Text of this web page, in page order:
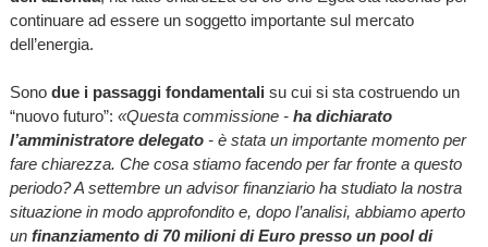
continuare ad essere un soggetto importante sul mercato
dell’energia.
Sonodue i passaggi fondamentali su cui si sta costruendo un
“nuovo futuro”: «Questa commissione - ha dichiarato
l’amministratore delegato- è stata un importante momento per
fare chiarezza. Che cosa stiamo facendo per far fronte a questo
periodo? A settembre un advisor finanziario ha studiato la nostra
situazione in modo approfondito e, dopo l’analisi, abbiamo aperto
un finanziamento di 70 milioni di Euro presso un pool di